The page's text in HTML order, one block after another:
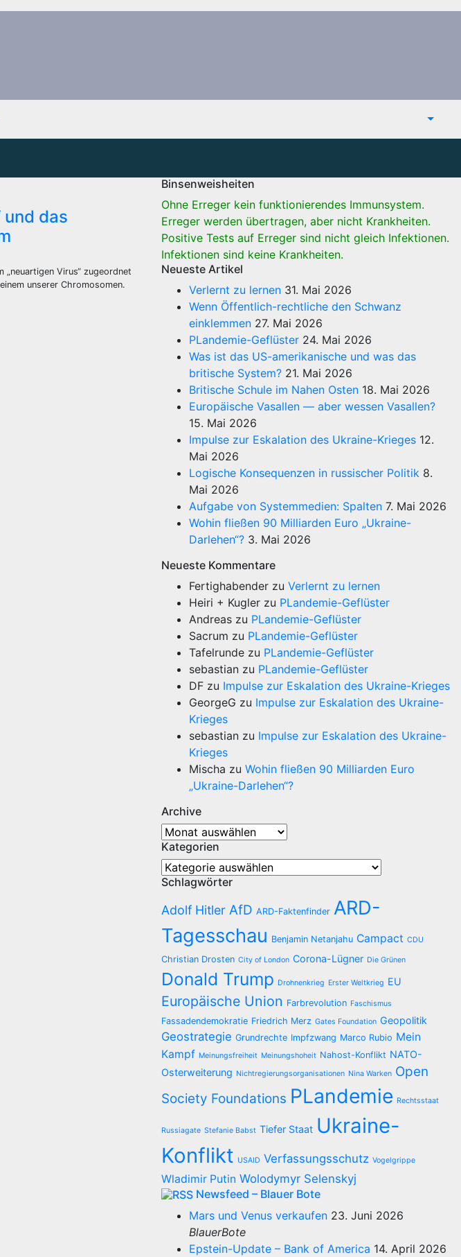
und das
„neuartigen Virus“ zugeordnet
unserer Chromosomen.
Binsenweisheiten
Ohne Erreger kein funktionierendes Immunsystem.
Erreger werden übertragen, aber nicht Krankheiten.
Positive Tests auf Erreger sind nicht gleich Infektionen.
Infektionen sind keine Krankheiten.
Neueste Artikel
Verlernt zu lernen 31. Mai 2026
Wenn Öffentlich-rechtliche den Schwanz
einklemmen 27. Mai 2026
PLandemie-Geflüster 24. Mai 2026
Was ist das US-amerikanische und was das
britische System? 21. Mai 2026
Britische Schule im Nahen Osten 18. Mai 2026
Europäische Vasallen — aber wessen Vasallen?
15. Mai 2026
Impulse zur Eskalation des Ukraine-Krieges 12.
Mai 2026
Logische Konsequenzen in russischer Politik 8.
Mai 2026
Aufgabe von Systemmedien: Spalten 7. Mai 2026
Wohin fließen 90 Milliarden Euro „Ukraine-
Darlehen“? 3. Mai 2026
Neueste Kommentare
Fertighabender zu Verlernt zu lernen
Heiri + Kugler zu PLandemie-Geflüster
Andreas zu PLandemie-Geflüster
Sacrum zu PLandemie-Geflüster
Tafelrunde zu PLandemie-Geflüster
sebastian zu PLandemie-Geflüster
DF zu Impulse zur Eskalation des Ukraine-Krieges
GeorgeG zu Impulse zur Eskalation des Ukraine-
Krieges
sebastian zu Impulse zur Eskalation des Ukraine-
Krieges
Mischa zu Wohin fließen 90 Milliarden Euro
„Ukraine-Darlehen“?
Archive
Archive
Kategorien
Kategorien
Schlagwörter
Adolf Hitler AfD ARD-Faktenfinder ARD-
Tagesschau Benjamin Netanjahu Campact CDU
Christian Drosten City of London Corona-Lügner Die Grünen
Donald Trump Drohnenkrieg Erster Weltkrieg EU
Europäische Union Farbrevolution Faschismus
Fassadendemokratie Friedrich Merz Gates Foundation Geopolitik
Geostrategie Grundrechte Impfzwang Marco Rubio Mein
Kampf Meinungsfreiheit Meinungshoheit Nahost-Konflikt NATO-
Osterweiterung Nichtregierungsorganisationen Nina Warken Open
Society Foundations PLandemie Rechtsstaat
Russiagate Stefanie Babst Tiefer Staat Ukraine-
Konflikt USAID Verfassungsschutz Vogelgrippe
Wladimir Putin Wolodymyr Selenskyj
Newsfeed – Blauer Bote
Mars und Venus verkaufen 23. Juni 2026
BlauerBote
Epstein-Update – Bank of America 14. April 2026